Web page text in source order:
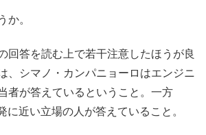
か。
回答を読む上で若干注意したほうが良
、シマノ・カンパニョーロはエンジニ
者が答えているということ。一方
に近い立場の人が答えていること。